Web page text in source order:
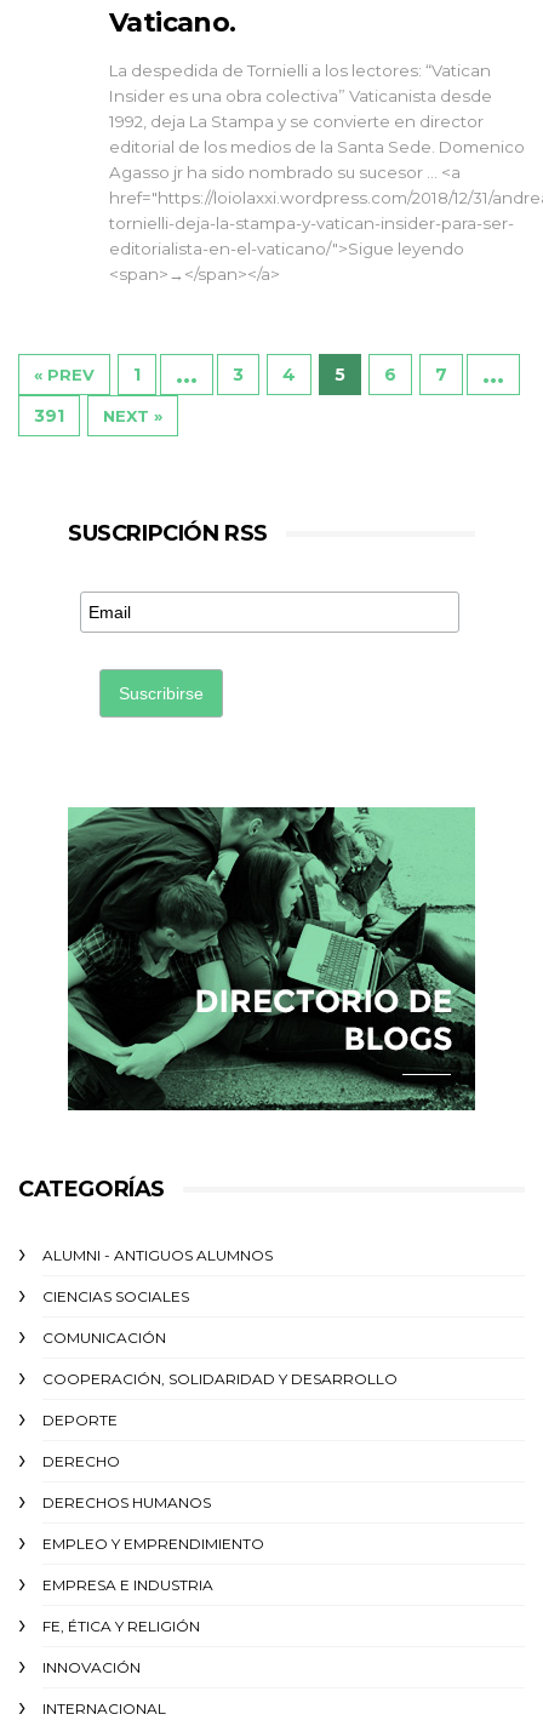
Vaticano.
La despedida de Tornielli a los lectores: “Vatican
Insider es una obra colectiva” Vaticanista desde
1992, deja La Stampa y se convierte en director
editorial de los medios de la Santa Sede. Domenico
Agasso jr ha sido nombrado su sucesor … <a
href="https://loiolaxxi.wordpress.com/2018/12/31/
tornielli-deja-la-stampa-y-vatican-insider-para-ser-
editorialista-en-el-vaticano/">Sigue leyendo
<span>→</span></a>
« PREV 1 … 3 4 5 6 7 …
391 NEXT »
SUSCRIPCIÓN RSS
CATEGORÍAS
ALUMNI - ANTIGUOS ALUMNOS
CIENCIAS SOCIALES
COMUNICACIÓN
COOPERACIÓN, SOLIDARIDAD Y DESARROLLO
DEPORTE
DERECHO
DERECHOS HUMANOS
EMPLEO Y EMPRENDIMIENTO
EMPRESA E INDUSTRIA
FE, ÉTICA Y RELIGIÓN
INNOVACIÓN
INTERNACIONAL